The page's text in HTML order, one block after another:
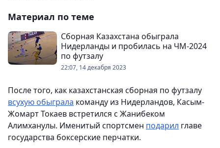
Материал по теме
Сборная Казахстана обыграла
Нидерланды и пробилась на ЧМ-2024
по футзалу
22:07, 14 декабря 2023
После того, как казахстанская сборная по футзалу
всухую обыграла команду из Нидерландов, Касым-
Жомарт Токаев встретился с Жанибеком
Алимханулы. Именитый спортсмен подарил главе
государства боксерские перчатки.